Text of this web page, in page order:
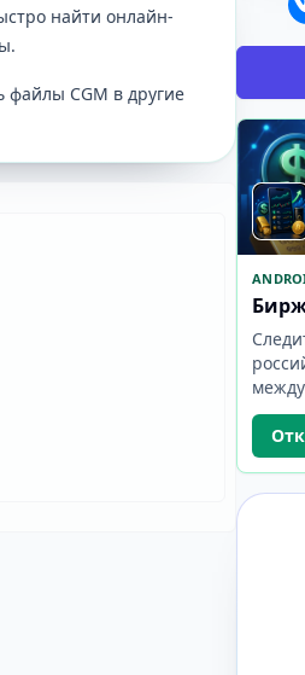
найти онлайн-
CGM в другие